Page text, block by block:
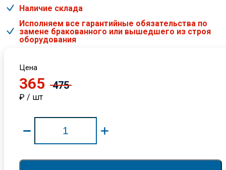
Наличие склада
Исполняем все гарантийные обязательства по
замене бракованного или вышедшего из строя
оборудования
Цена
365 475
₽ / шт